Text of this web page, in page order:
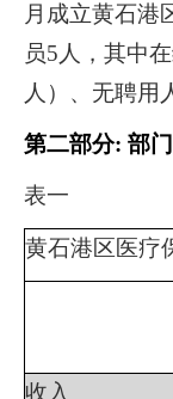
月成立黄石港
员5人，其中
人）、无聘用
第二部分: 部
表一
黄石港区医疗
收入